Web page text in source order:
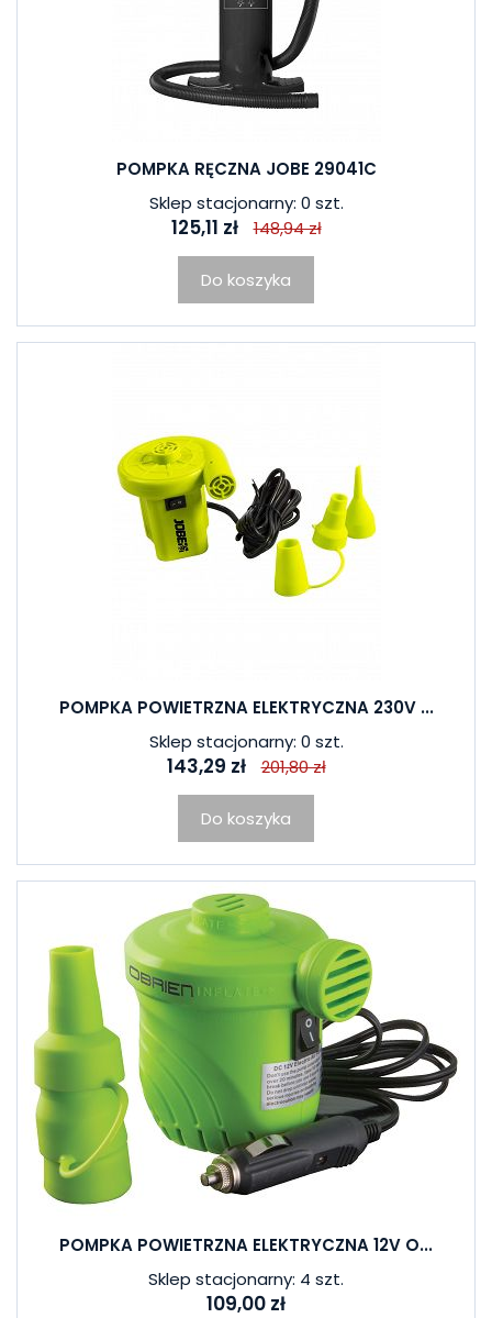
POMPKA RĘCZNA JOBE 29041C
Sklep stacjonarny: 0 szt.
125,11 zł 148,94 zł
Do koszyka
POMPKA POWIETRZNA ELEKTRYCZNA 230V ...
Sklep stacjonarny: 0 szt.
143,29 zł 201,80 zł
Do koszyka
POMPKA POWIETRZNA ELEKTRYCZNA 12V O...
Sklep stacjonarny: 4 szt.
109,00 zł